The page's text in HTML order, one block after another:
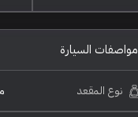
مواصفات السيارة
نوع المقعد